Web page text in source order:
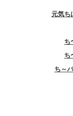
元気ち
ち
ち
ち～